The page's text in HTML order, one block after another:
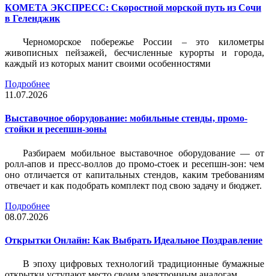
КОМЕТА ЭКСПРЕСС: Скоростной морской путь из Сочи
в Геленджик
Черноморское побережье России – это километры
живописных пейзажей, бесчисленные курорты и города,
каждый из которых манит своими особенностями
Подробнее
11.07.2026
Выставочное оборудование: мобильные стенды, промо-
стойки и ресепшн-зоны
Разбираем мобильное выставочное оборудование — от
ролл-апов и пресс-воллов до промо-стоек и ресепшн-зон: чем
оно отличается от капитальных стендов, каким требованиям
отвечает и как подобрать комплект под свою задачу и бюджет.
Подробнее
08.07.2026
Открытки Онлайн: Как Выбрать Идеальное Поздравление
В эпоху цифровых технологий традиционные бумажные